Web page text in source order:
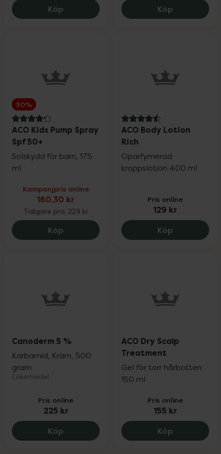
Köp ACO Sun Ultra Light Face Fluid SPF
Köp ACO Sun
30%
4.2 av 5 i omdöme
ACO Kids Pump Spray
Spf 50+
Solskydd för barn, 175
ml
Kampanjpris online
160,30 kr
Tidigare pris: 229 kr
Köp ACO Kids Pump Spray Spf 50+, 160.3 kr.
4.6 av 5 i omdöme
ACO Body Lotion
Rich
Oparfymerad
kroppslotion 400 ml
Pris online
129 kr
Köp ACO Body
Canoderm 5 %
Karbamid, Kräm, 500
gram
Läkemedel
Pris online
225 kr
Köp Canoderm 5 %, 225 kr.
ACO Dry Scalp
Treatment
Gel för torr hårbotten
150 ml
Pris online
155 kr
Köp ACO Dry